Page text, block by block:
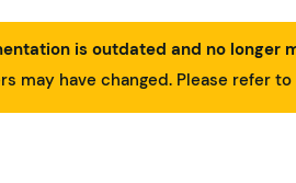
is outdated and no longer
may have changed. Please refer